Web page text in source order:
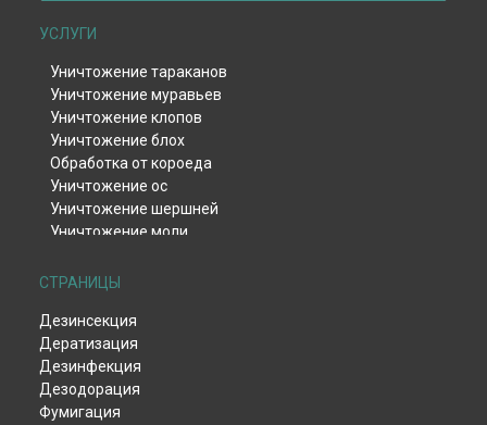
УСЛУГИ
Уничтожение тараканов
Уничтожение муравьев
Уничтожение клопов
Уничтожение блох
Обработка от короеда
Уничтожение ос
Уничтожение шершней
Уничтожение моли
Уничтожение клещей
Уничтожение мокриц
Уничтожение мух
Обработка от жука-кожееда
Обработка от жука-точильщика
Обработка от долгоносика
СТРАНИЦЫ
Дезинсекция
Дератизация
Дезинфекция
Дезодорация
Фумигация